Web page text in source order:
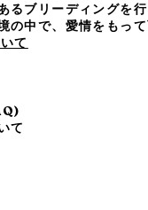
るブリーディングを行
の中で、愛情をもって
て
て